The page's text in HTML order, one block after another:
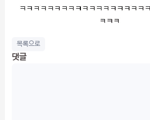
목록으로
댓글